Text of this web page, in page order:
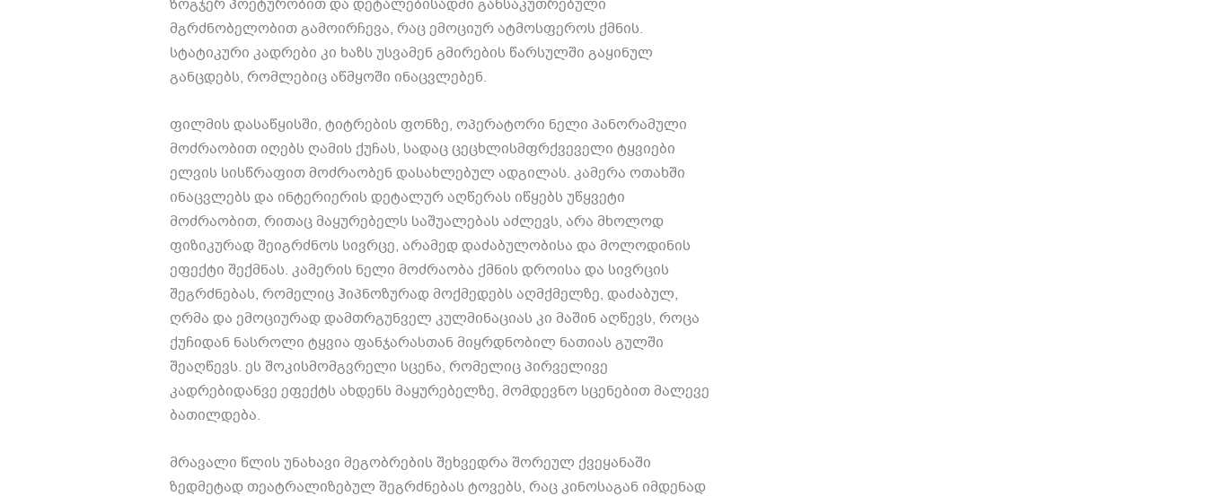
ზოგჯერ პოეტურობით და დეტალებისადმი განსაკუთრებული
მგრძნობელობით გამოირჩევა, რაც ემოციურ ატმოსფეროს ქმნის.
სტატიკური კადრები კი ხაზს უსვამენ გმირების წარსულში გაყინულ
განცდებს, რომლებიც აწმყოში ინაცვლებენ.
ფილმის დასაწყისში, ტიტრების ფონზე, ოპერატორი ნელი პანორამული
მოძრაობით იღებს ღამის ქუჩას, სადაც ცეცხლისმფრქვეველი ტყვიები
ელვის სისწრაფით მოძრაობენ დასახლებულ ადგილას. კამერა ოთახში
ინაცვლებს და ინტერიერის დეტალურ აღწერას იწყებს უწყვეტი
მოძრაობით, რითაც მაყურებელს საშუალებას აძლევს, არა მხოლოდ
ფიზიკურად შეიგრძნოს სივრცე, არამედ დაძაბულობისა და მოლოდინის
ეფექტი შექმნას. კამერის ნელი მოძრაობა ქმნის დროისა და სივრცის
შეგრძნებას, რომელიც ჰიპნოზურად მოქმედებს აღმქმელზე, დაძაბულ,
ღრმა და ემოციურად დამთრგუნველ კულმინაციას კი მაშინ აღწევს, როცა
ქუჩიდან ნასროლი ტყვია ფანჯარასთან მიყრდნობილ ნათიას გულში
შეაღწევს. ეს შოკისმომგვრელი სცენა, რომელიც პირველივე
კადრებიდანვე ეფექტს ახდენს მაყურებელზე, მომდევნო სცენებით მალევე
ბათილდება.
მრავალი წლის უნახავი მეგობრების შეხვედრა შორეულ ქვეყანაში
ზედმეტად თეატრალიზებულ შეგრძნებას ტოვებს, რაც კინოსაგან იმდენად